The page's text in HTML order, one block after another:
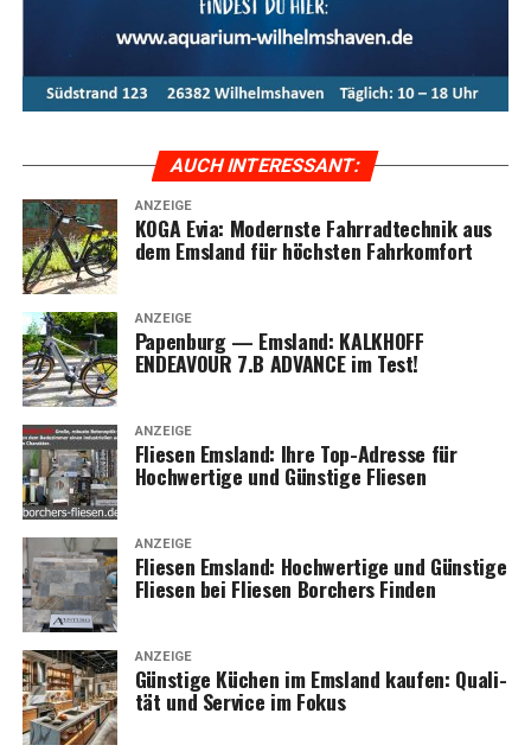
Das KOGA Evia bie­tet ulti­ma­ti­ven Fahr­rad­
kom­fort, kom­bi­niert mit inno­va­ti­ver Tech­no­lo­gie und
stil­vol­lem Design. Ent­de­cken Sie die Vor­tei­le und Model­
le der Evia-Serie im Ems­land und erle­ben Sie moder­nen
AUCH INTER­ES­SANT:
ANZEIGE
KOGA Evia: Moderns­te Fahr­rad­tech­nik aus
dem Ems­land für höchs­ten Fahrkomfort
ANZEIGE
Papen­burg — Ems­land: KALKHOFF
ENDEAVOUR 7.B ADVANCE im Test!
ANZEIGE
Flie­sen Ems­land: Ihre Top-Adres­se für
Hoch­wer­ti­ge und Güns­ti­ge Fliesen
ANZEIGE
Flie­sen Ems­land: Hoch­wer­ti­ge und Güns­ti­ge
Flie­sen bei Flie­sen Bor­chers Finden
ANZEIGE
Güns­ti­ge Küchen im Ems­land kau­fen: Qua­li­
tät und Ser­vice im Fokus